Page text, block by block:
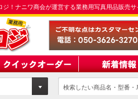
ジ！ナニワ商会が運営する業務用写真用品販売
検索したい商品名・型番